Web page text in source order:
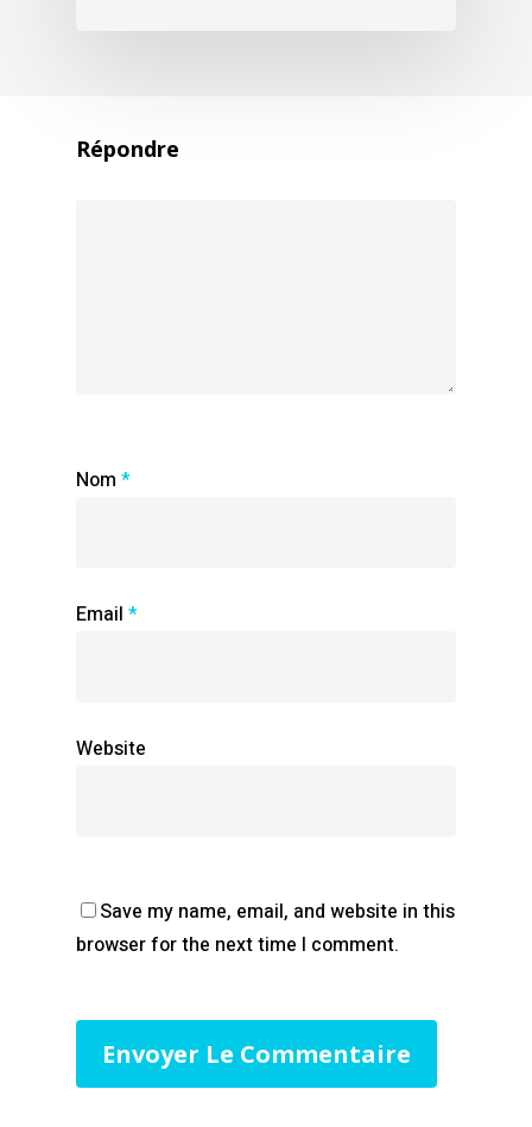
Répondre
Nom *
Email *
Website
Save my name, email, and website in this
browser for the next time I comment.